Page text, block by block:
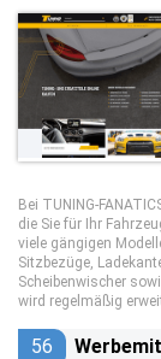
Bei TUNING-
die Sie für Ihr
viele gängigen
Sitzbezüge,
Scheibenwischer
wird regelmäßig
56